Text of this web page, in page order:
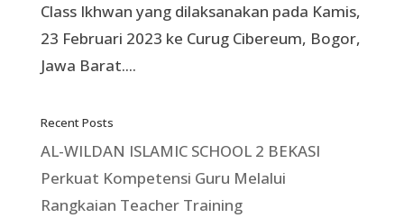
Class Ikhwan yang dilaksanakan pada Kamis,
23 Februari 2023 ke Curug Cibereum, Bogor,
Jawa Barat....
Recent Posts
AL-WILDAN ISLAMIC SCHOOL 2 BEKASI
Perkuat Kompetensi Guru Melalui
Rangkaian Teacher Training